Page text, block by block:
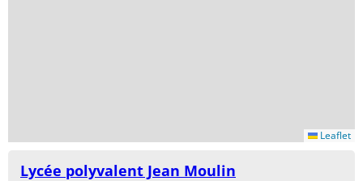
Leaflet
Lycée polyvalent Jean Moulin